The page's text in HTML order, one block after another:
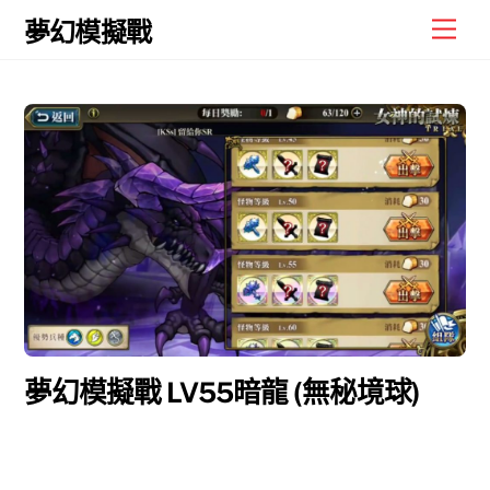
Skip
夢幻模擬戰
夢幻模擬戰 LV55暗龍 (無秘境球)